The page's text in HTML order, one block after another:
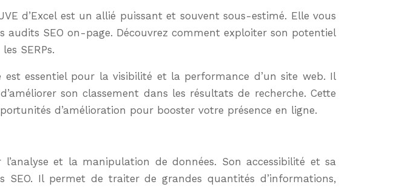
audits SEO on-page. Découvrez comment exploiter son potentiel
SERPs.
essentiel pour la visibilité et la performance d’un site web. Il
son classement dans les résultats de recherche. Cette
d’amélioration pour booster votre présence en ligne.
et la manipulation de données. Son accessibilité et sa
Il permet de traiter de grandes quantités d’informations,